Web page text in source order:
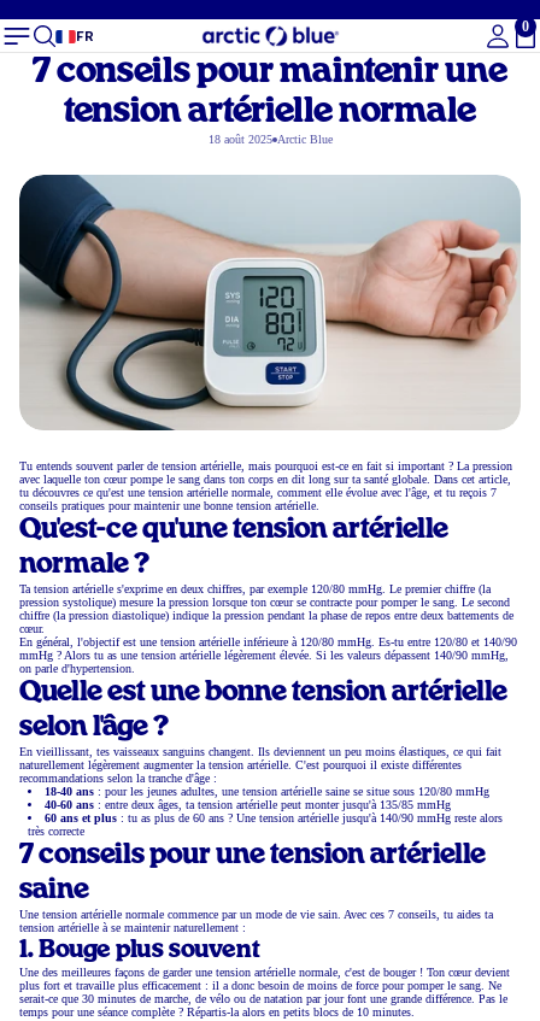
FR
0
7 conseils pour maintenir une
tension artérielle normale
18 août 2025 Arctic Blue
Tu entends souvent parler de tension artérielle, mais pourquoi est-ce en fait si important ? La pression
avec laquelle ton cœur pompe le sang dans ton corps en dit long sur ta santé globale. Dans cet article,
tu découvres ce qu'est une tension artérielle normale, comment elle évolue avec l'âge, et tu reçois 7
conseils pratiques pour maintenir une bonne tension artérielle.
Qu'est-ce qu'une tension artérielle
normale ?
Ta tension artérielle s'exprime en deux chiffres, par exemple 120/80 mmHg. Le premier chiffre (la
pression systolique) mesure la pression lorsque ton cœur se contracte pour pomper le sang. Le second
chiffre (la pression diastolique) indique la pression pendant la phase de repos entre deux battements de
cœur.
En général, l'objectif est une tension artérielle inférieure à 120/80 mmHg. Es-tu entre 120/80 et 140/90
mmHg ? Alors tu as une tension artérielle légèrement élevée. Si les valeurs dépassent 140/90 mmHg,
on parle d'hypertension.
Quelle est une bonne tension artérielle
selon l'âge ?
En vieillissant, tes vaisseaux sanguins changent. Ils deviennent un peu moins élastiques, ce qui fait
naturellement légèrement augmenter la tension artérielle. C'est pourquoi il existe différentes
recommandations selon la tranche d'âge :
18-40 ans : pour les jeunes adultes, une tension artérielle saine se situe sous 120/80 mmHg
40-60 ans : entre deux âges, ta tension artérielle peut monter jusqu'à 135/85 mmHg
60 ans et plus : tu as plus de 60 ans ? Une tension artérielle jusqu'à 140/90 mmHg reste alors
très correcte
7 conseils pour une tension artérielle
saine
Une tension artérielle normale commence par un mode de vie sain. Avec ces 7 conseils, tu aides ta
tension artérielle à se maintenir naturellement :
1. Bouge plus souvent
Une des meilleures façons de garder une tension artérielle normale, c'est de bouger ! Ton cœur devient
plus fort et travaille plus efficacement : il a donc besoin de moins de force pour pomper le sang. Ne
serait-ce que 30 minutes de marche, de vélo ou de natation par jour font une grande différence. Pas le
temps pour une séance complète ? Répartis-la alors en petits blocs de 10 minutes.